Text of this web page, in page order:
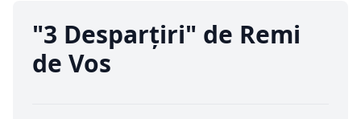
"3 Desparţiri" de Remi
de Vos